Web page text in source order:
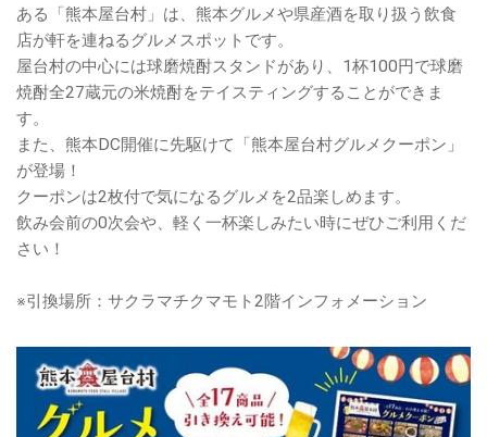
ある「熊本屋台村」は、熊本グルメや県産酒を取り扱う飲食
店が軒を連ねるグルメスポットです。
屋台村の中心には球磨焼酎スタンドがあり、1杯100円で球磨
焼酎全27蔵元の米焼酎をテイスティングすることができま
す。
また、熊本DC開催に先駆けて「熊本屋台村グルメクーポン」
が登場！
クーポンは2枚付で気になるグルメを2品楽しめます。
飲み会前の0次会や、軽く一杯楽しみたい時にぜひご利用くだ
さい！
※引換場所：サクラマチクマモト2階インフォメーション